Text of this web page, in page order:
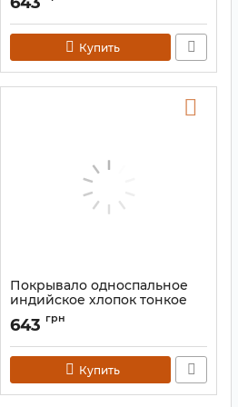
Артикул:
Купить
Покрывало односпальное
индийское хлопок тонкое
"Ганеш" Салатовое 140*210
Артикул:
643 грн
Купить